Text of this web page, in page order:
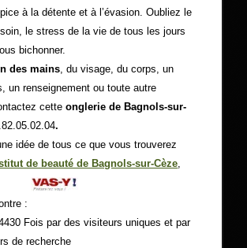
à la détente et à l’évasion. Oubliez le
soin, le stress de la vie de tous les jours
bichonner.
des mains, du visage, du corps, un
un renseignement ou toute autre
cetteonglerie de Bagnols-sur-
.
idée de tous ce que vous trouverez
de beauté de Bagnols-sur-Cèze,
:
Fois par des visiteurs uniques et par
de recherche